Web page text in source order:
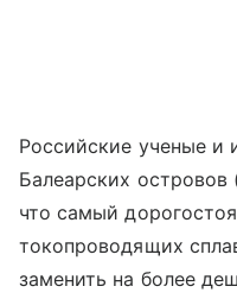
Российские ученые и
Балеарских
что самый
токопроводящих
заменить на более